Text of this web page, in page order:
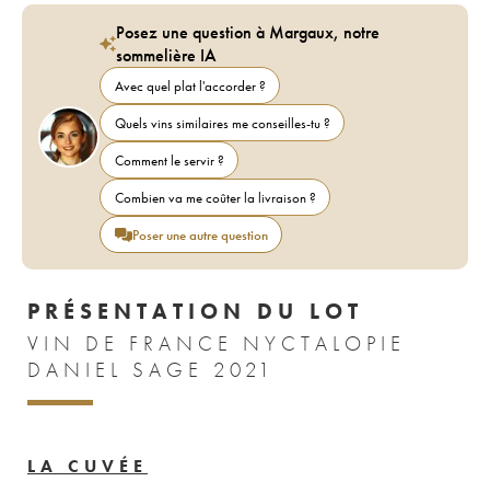
Posez une question à Margaux, notre
sommelière IA
Avec quel plat l'accorder ?
Quels vins similaires me conseilles-tu ?
Comment le servir ?
Combien va me coûter la livraison ?
Poser une autre question
PRÉSENTATION DU LOT
VIN DE FRANCE NYCTALOPIE
DANIEL SAGE 2021
LA CUVÉE